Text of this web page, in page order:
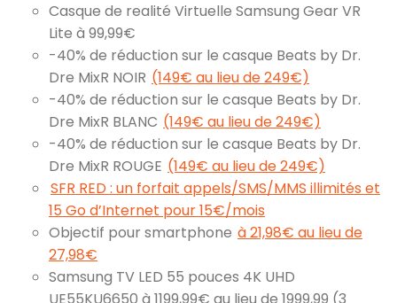
Casque de realité Virtuelle Samsung Gear VR
Lite à 99,99€
-40% de réduction sur le casque Beats by Dr.
Dre MixR NOIR (149€ au lieu de 249€)
-40% de réduction sur le casque Beats by Dr.
Dre MixR BLANC (149€ au lieu de 249€)
-40% de réduction sur le casque Beats by Dr.
Dre MixR ROUGE (149€ au lieu de 249€)
SFR RED : un forfait appels/SMS/MMS illimités et
15 Go d’Internet pour 15€/mois
Objectif pour smartphone à 21,98€ au lieu de
27,98€
Samsung TV LED 55 pouces 4K UHD